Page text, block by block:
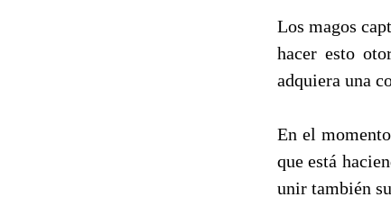
Los magos
hacer esto
adquiera una
En el
que está
unir también